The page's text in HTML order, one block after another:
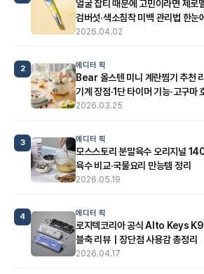
얼굴 잡티 때문에 고민이라면 제로
검버섯·색소침착 미백 관리법 한눈
2026.04.02
2 에디터 픽
Bear 올스텐 미니 계란찜기 추천
기계 장점·1단 타이머 기능·고구마
2026.03.25
3 에디터 픽
모스스토리 분말육수 오리지널
육수 비교·국물요리 만능템 정리
2026.05.19
4 에디터 픽
로지텍코리아 공식 Alto Keys
블축 리뷰｜장단점 사용감 총정리
2026.04.17